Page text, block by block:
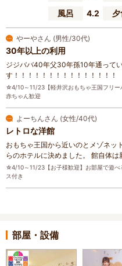
風呂
4.2
やーやさん (男性/30代)
30年以上の利用
ジジババ40年父30年孫10年通って
す！！！！！！！！！！！！！！！
☆4/10～11/23【軽井沢おもちゃ王国フリ
赤ちゃん歓迎
よーちんさん (女性/40代)
レトロな洋館
おもちゃ王国から近いのとメゾネッ
らのホテルに決めました。 館自体
☆4/10～11/23【お子様歓迎】お部屋で遊
ス付き
部屋・設備